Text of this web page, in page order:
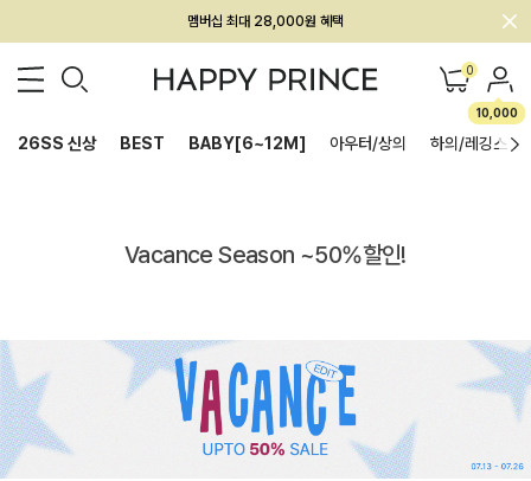
멤버십 최대 28,000원 혜택
0
10,000
26SS 신상 BEST BABY[6~12M] 아우터/상의 하의/레깅스
Vacance Season ~50%할인!